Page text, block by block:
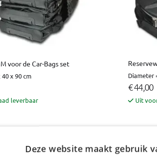
voor de Car-Bags set
40 x 90 cm
leverbaar
Diameter
€ 44,00
Uit
Deze website maakt gebruik